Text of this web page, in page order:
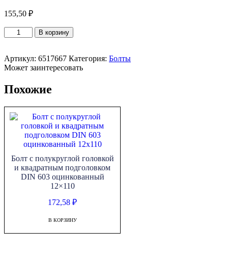
155,50 ₽
Количество
товара
с
полукруглой
и
усом
7801-
81,
оцинкованный
6x55
В корзину
Артикул: 6517667 Категория: Болты
Может заинтересовать
Похожие
Болт с полукруглой головкой
и квадратным подголовком
DIN 603 оцинкованный
12×110
172,58₽
В КОРЗИНУ